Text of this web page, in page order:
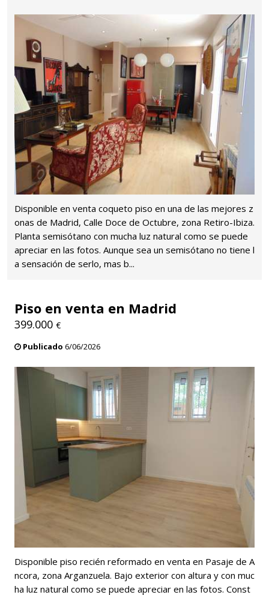
Disponible en venta coqueto piso en una de las mejores z
onas de Madrid, Calle Doce de Octubre, zona Retiro-Ibiza.
Planta semisótano con mucha luz natural como se puede
apreciar en las fotos. Aunque sea un semisótano no tiene l
a sensación de serlo, mas b...
Piso en venta en Madrid
399.000 €
Publicado 6/06/2026
Disponible piso recién reformado en venta en Pasaje de A
ncora, zona Arganzuela. Bajo exterior con altura y con muc
ha luz natural como se puede apreciar en las fotos. Const